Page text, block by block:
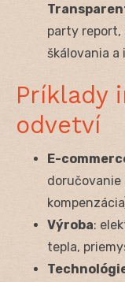
party report,
škálovania a
Príklady
odvetví
E-
doručovanie
Výroba:
tepla,